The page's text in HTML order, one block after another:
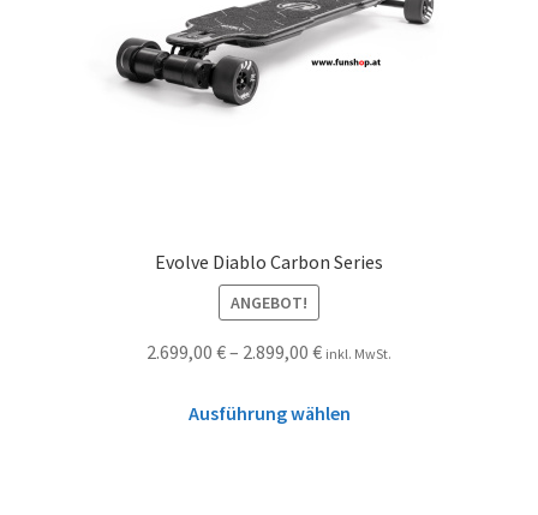
Evolve Diablo Carbon Series
ANGEBOT!
2.699,00 €– 2.899,00 € inkl. MwSt.
Ausführung wählen